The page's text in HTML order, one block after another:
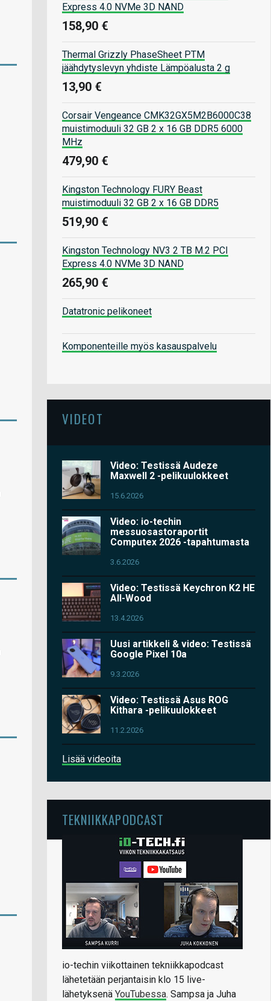
Express 4.0 NVMe 3D NAND
158,90 €
Thermal Grizzly PhaseSheet PTM
jäähdytyslevyn yhdiste Lämpöalusta 2 g
13,90 €
Corsair Vengeance CMK32GX5M2B6000C38
muistimoduuli 32 GB 2 x 16 GB DDR5 6000
MHz
479,90 €
Kingston Technology FURY Beast
muistimoduuli 32 GB 2 x 16 GB DDR5
519,90 €
Kingston Technology NV3 2 TB M.2 PCI
Express 4.0 NVMe 3D NAND
265,90 €
Datatronic pelikoneet
Komponenteille myös kasauspalvelu
VIDEOT
Video: Testissä Audeze
Maxwell 2 -pelikuulokkeet
15.6.2026
Video: io-techin
messuosastoraportit
Computex 2026 -tapahtumasta
3.6.2026
Video: Testissä Keychron K2 HE
All-Wood
13.4.2026
Uusi artikkeli & video: Testissä
Google Pixel 10a
9.3.2026
Video: Testissä Asus ROG
Kithara -pelikuulokkeet
11.2.2026
Lisää videoita
TEKNIIKKAPODCAST
io-techin viikottainen tekniikkapodcast
lähetetään perjantaisin klo 15 live-
lähetyksenä YouTubessa. Sampsa ja Juha